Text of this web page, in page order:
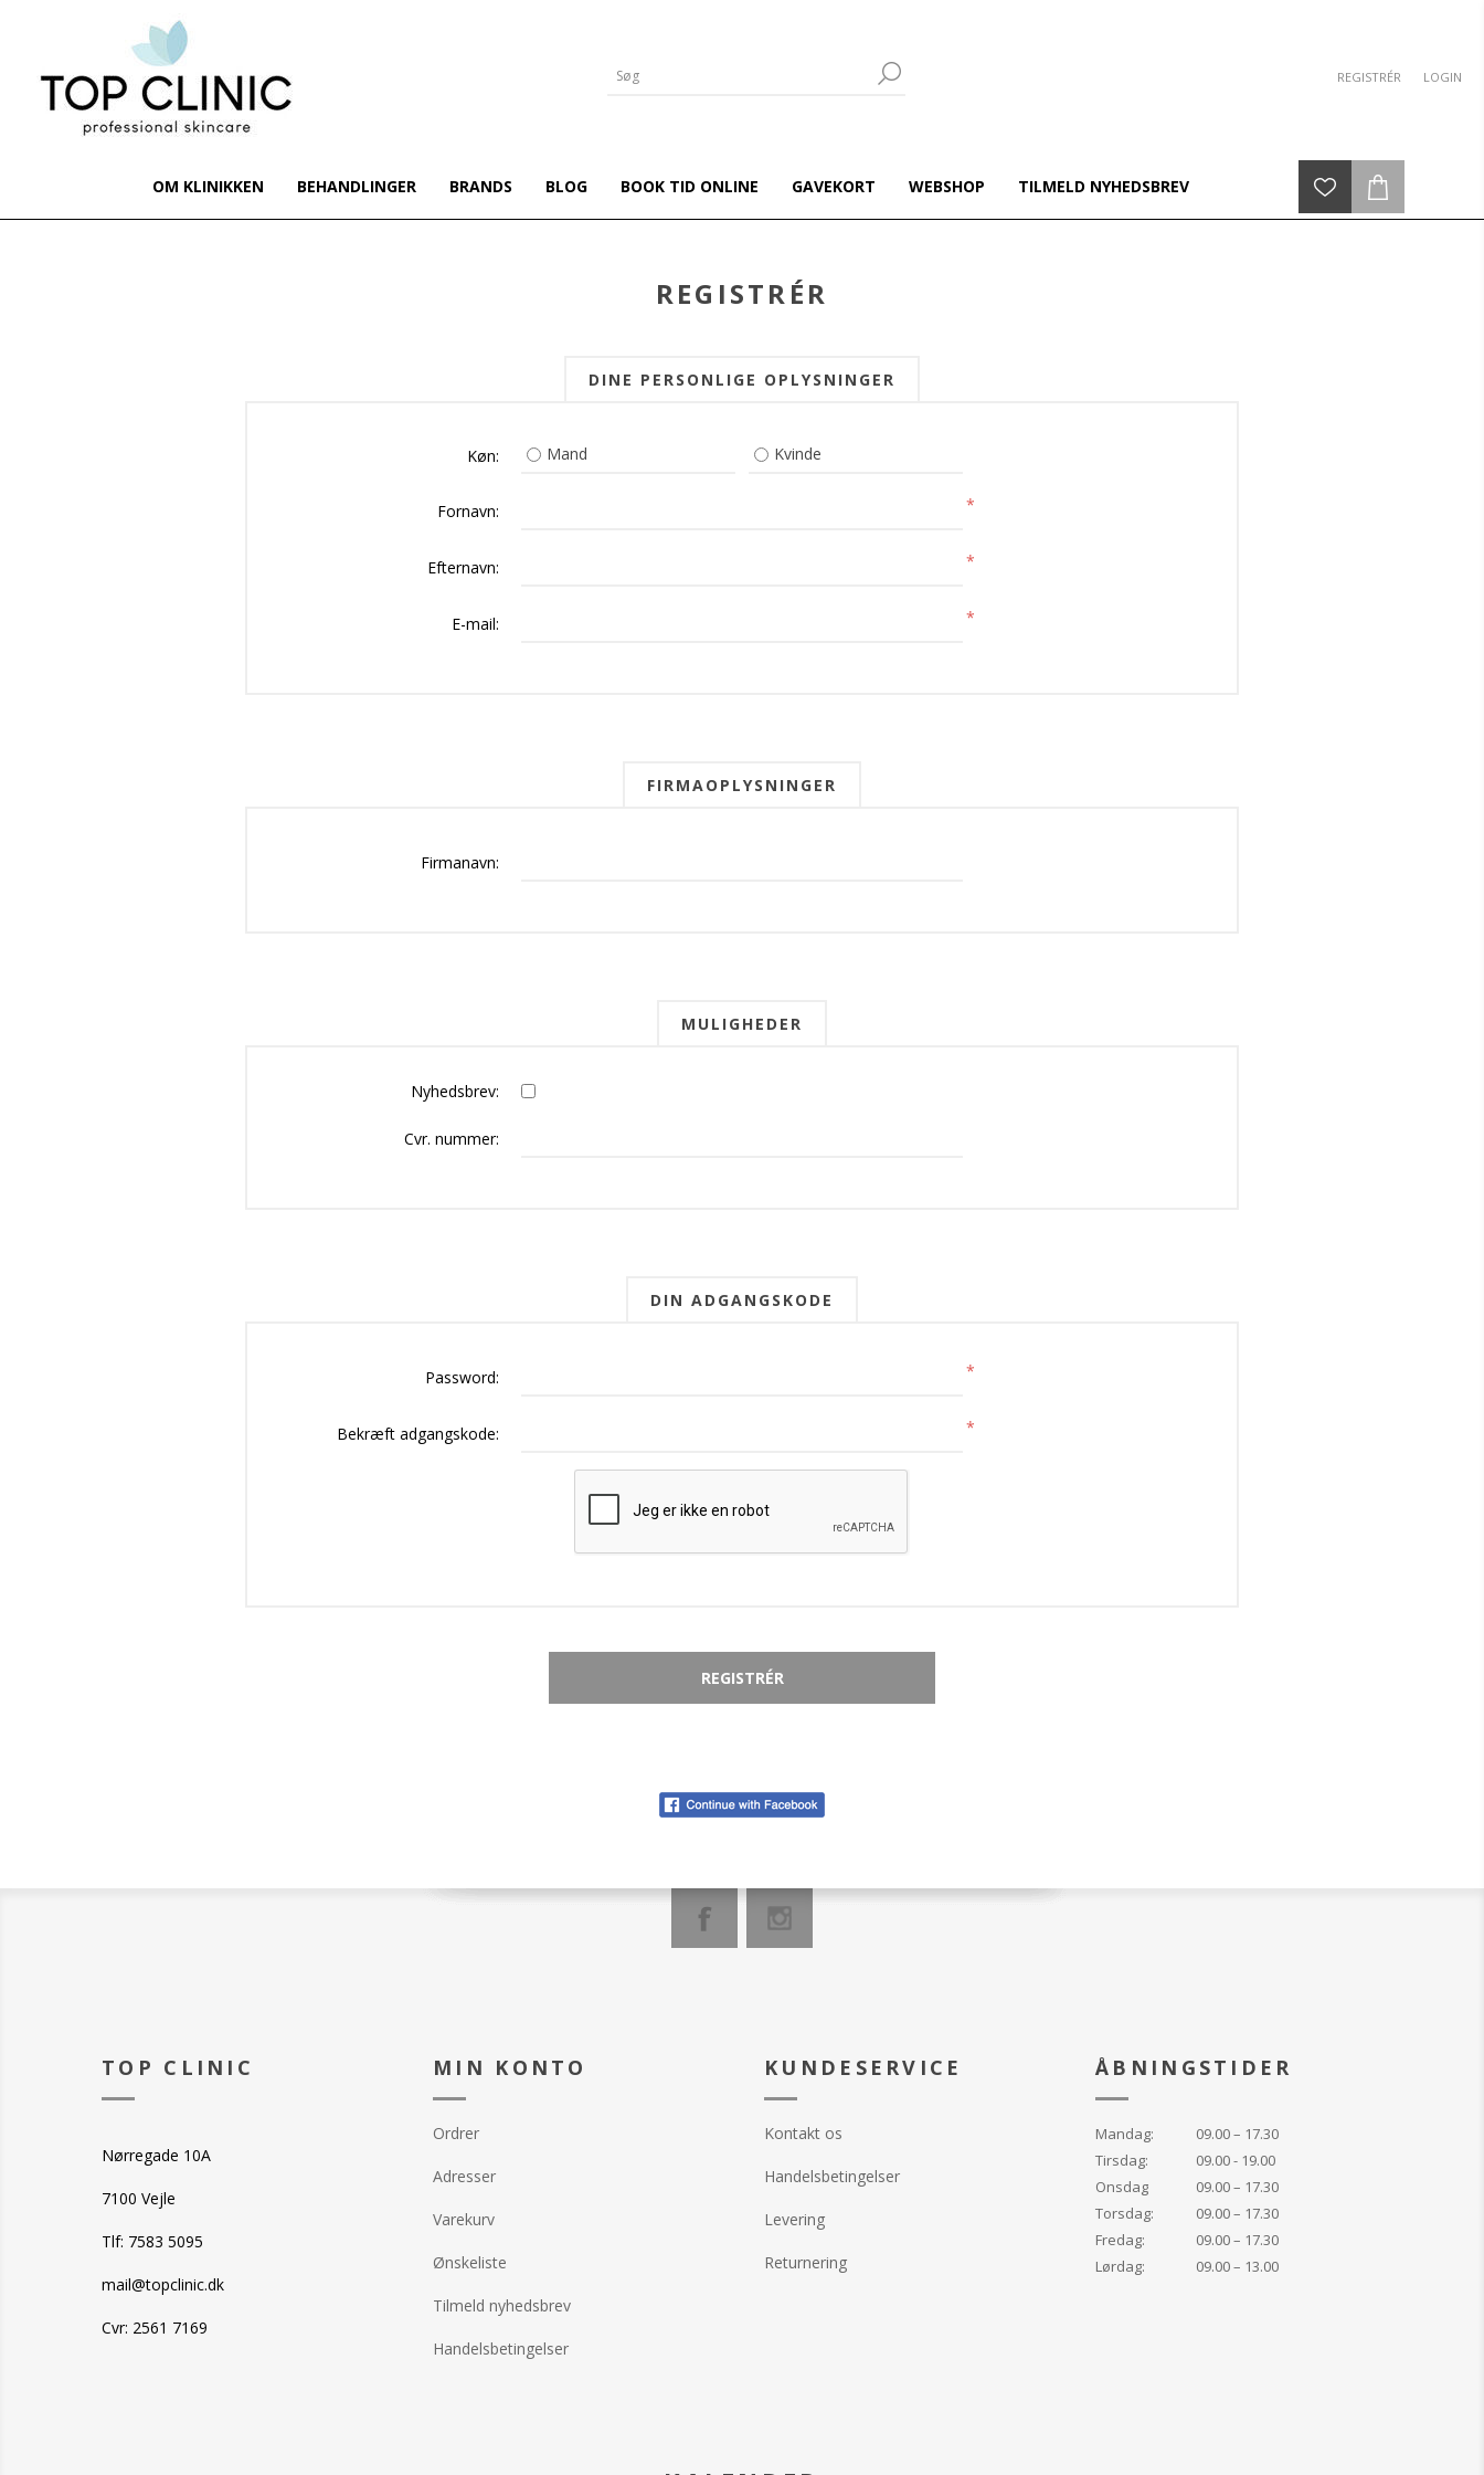
REGISTRÉR LOGIN
OM KLINIKKEN BEHANDLINGER BRANDS BLOG BOOK TID ONLINE GAVEKORT WEBSHOP TILMELD NYHEDSBREV
REGISTRÉR
DINE PERSONLIGE OPLYSNINGER
Køn: Mand Kvinde
Fornavn: *
Efternavn: *
E-mail: *
FIRMAOPLYSNINGER
Firmanavn:
MULIGHEDER
Nyhedsbrev:
Cvr. nummer:
DIN ADGANGSKODE
Password: *
Bekræft adgangskode: *
TOP CLINIC
Nørregade 10A
7100 Vejle
Tlf: 7583 5095
mail@topclinic.dk
Cvr: 2561 7169
MIN KONTO
Ordrer
Adresser
Varekurv
Ønskeliste
Tilmeld nyhedsbrev
Handelsbetingelser
KUNDESERVICE
Kontakt os
Handelsbetingelser
Levering
Returnering
ÅBNINGSTIDER
Mandag:
09.00 – 17.30
Tirsdag:
09.00 - 19.00
Onsdag
09.00 – 17.30
Torsdag:
09.00 – 17.30
Fredag:
09.00 – 17.30
Lørdag:
09.00 – 13.00